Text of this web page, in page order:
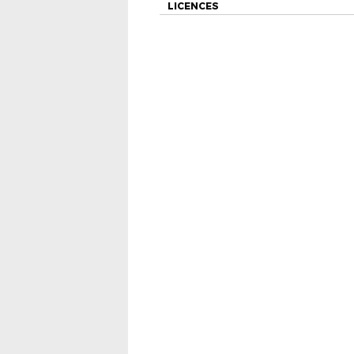
LICENCES